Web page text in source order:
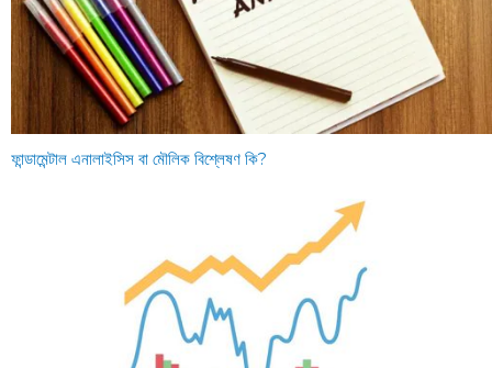
ফান্ডামেন্টাল এনালাইসিস বা মৌলিক বিশ্লেষণ কি?